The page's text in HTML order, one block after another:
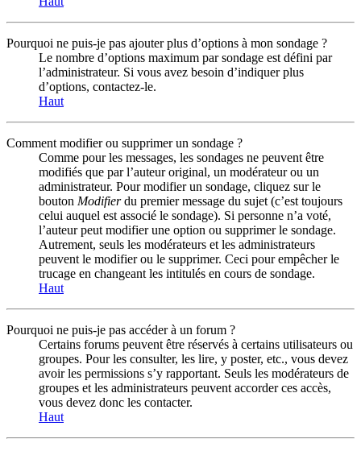
Pourquoi ne puis-je pas ajouter plus d’options à mon sondage ?
Le nombre d’options maximum par sondage est défini par
l’administrateur. Si vous avez besoin d’indiquer plus
d’options, contactez-le.
Haut
Comment modifier ou supprimer un sondage ?
Comme pour les messages, les sondages ne peuvent être
modifiés que par l’auteur original, un modérateur ou un
administrateur. Pour modifier un sondage, cliquez sur le
bouton Modifierdu premier message du sujet (c’est toujours
celui auquel est associé le sondage). Si personne n’a voté,
l’auteur peut modifier une option ou supprimer le sondage.
Autrement, seuls les modérateurs et les administrateurs
peuvent le modifier ou le supprimer. Ceci pour empêcher le
trucage en changeant les intitulés en cours de sondage.
Haut
Pourquoi ne puis-je pas accéder à un forum ?
Certains forums peuvent être réservés à certains utilisateurs ou
groupes. Pour les consulter, les lire, y poster, etc., vous devez
avoir les permissions s’y rapportant. Seuls les modérateurs de
groupes et les administrateurs peuvent accorder ces accès,
vous devez donc les contacter.
Haut